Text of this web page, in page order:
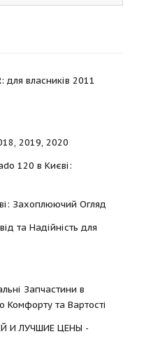
для власників 2011
2019, 2020
120 в Києві:
Захоплюючий Огляд
та Надійність для
Запчастини в
Комфорту та Вартості
И ЛУЧШИЕ ЦЕНЫ -